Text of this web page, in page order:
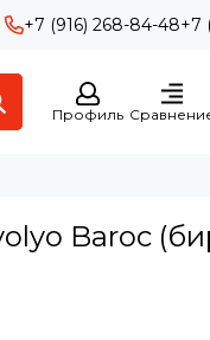
+7 (916) 268-84-48+7
Профиль
Baroc